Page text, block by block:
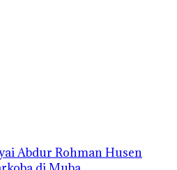
Abdur Rohman Husen